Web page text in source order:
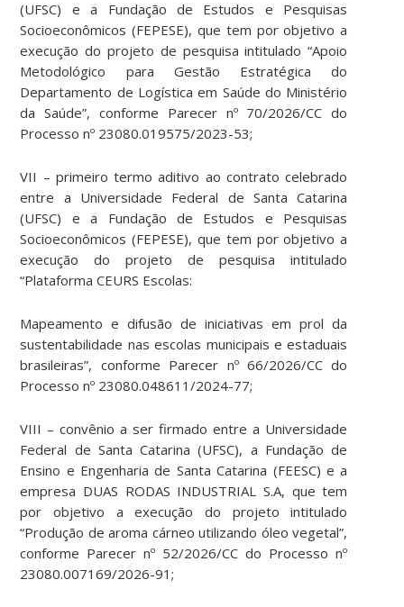
(UFSC) e a Fundação de Estudos e Pesquisas
Socioeconômicos (FEPESE), que tem por objetivo a
execução do projeto de pesquisa intitulado “Apoio
Metodológico para Gestão Estratégica do
Departamento de Logística em Saúde do Ministério
da Saúde”, conforme Parecer nº 70/2026/CC do
Processo nº 23080.019575/2023-53;
VII – primeiro termo aditivo ao contrato celebrado
entre a Universidade Federal de Santa Catarina
(UFSC) e a Fundação de Estudos e Pesquisas
Socioeconômicos (FEPESE), que tem por objetivo a
execução do projeto de pesquisa intitulado
“Plataforma CEURS Escolas:
Mapeamento e difusão de iniciativas em prol da
sustentabilidade nas escolas municipais e estaduais
brasileiras”, conforme Parecer nº 66/2026/CC do
Processo nº 23080.048611/2024-77;
VIII – convênio a ser firmado entre a Universidade
Federal de Santa Catarina (UFSC), a Fundação de
Ensino e Engenharia de Santa Catarina (FEESC) e a
empresa DUAS RODAS INDUSTRIAL S.A, que tem
por objetivo a execução do projeto intitulado
“Produção de aroma cárneo utilizando óleo vegetal”,
conforme Parecer nº 52/2026/CC do Processo nº
23080.007169/2026-91;